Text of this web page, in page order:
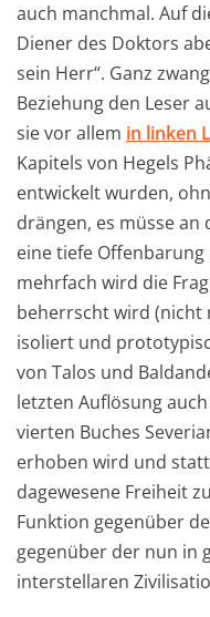
auch manchmal. Auf
Diener des Doktors
sein Herr“. Ganz
Beziehung den Leser
sie vor allem in linken
Kapitels von Hegels
entwickelt wurden,
drängen, es müsse
eine tiefe
mehrfach wird die
beherrscht wird (nicht
isoliert und
von Talos und
letzten Auflösung
vierten Buches
erhoben wird und
dagewesene Freiheit
Funktion gegenüber
gegenüber der nun in
interstellaren